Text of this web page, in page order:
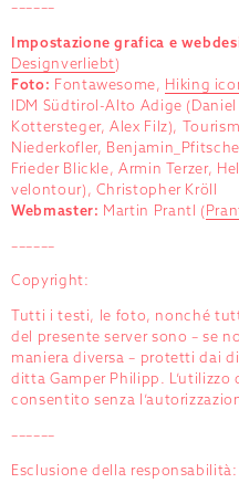
––––––
Impostazione grafica e
Designverliebt)
Foto: Fontawesome, Hiking
IDM Südtirol-Alto Adige
Kottersteger, Alex Filz),
Niederkofler,
Frieder Blickle, Armin Terzer,
velontour), Christopher Kröll
Webmaster: Martin Prantl (
––––––
Copyright:
Tutti i testi, le foto, nonché
del presente server sono – se
maniera diversa – protetti dai
ditta Gamper Philipp.
consentito senza
––––––
Esclusione della responsabilità: